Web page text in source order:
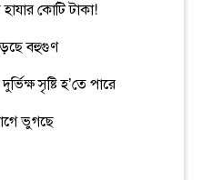
কোটি টাকা!
বহুগুণ
সৃষ্টি হ’তে পারে
ভুগছে